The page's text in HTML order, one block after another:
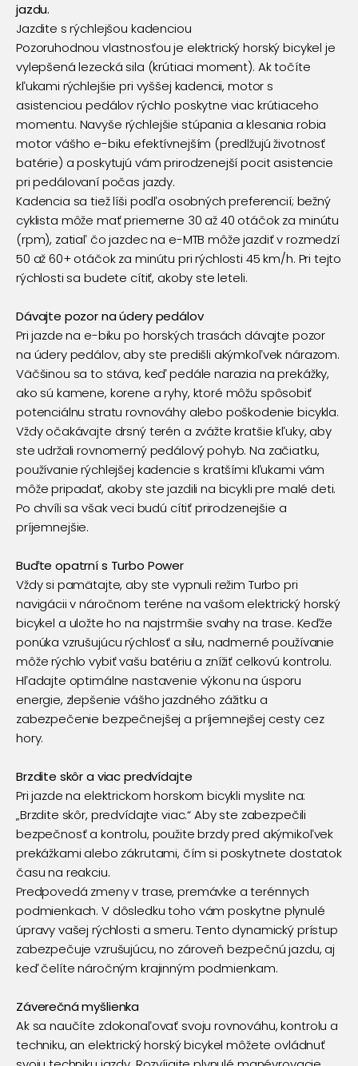
jazdu.
Jazdite s rýchlejšou kadenciou
Pozoruhodnou vlastnosťou je elektrický horský bicykel je
vylepšená lezecká sila (krútiaci moment). Ak točíte
kľukami rýchlejšie pri vyššej kadencii, motor s
asistenciou pedálov rýchlo poskytne viac krútiaceho
momentu. Navyše rýchlejšie stúpania a klesania robia
motor vášho e-biku efektívnejším (predlžujú životnosť
batérie) a poskytujú vám prirodzenejší pocit asistencie
pri pedálovaní počas jazdy.
Kadencia sa tiež líši podľa osobných preferencií; bežný
cyklista môže mať priemerne 30 až 40 otáčok za minútu
(rpm), zatiaľ čo jazdec na e-MTB môže jazdiť v rozmedzí
50 až 60+ otáčok za minútu pri rýchlosti 45 km/h. Pri tejto
rýchlosti sa budete cítiť, akoby ste leteli.
Dávajte pozor na údery pedálov
Pri jazde na e-biku po horských trasách dávajte pozor
na údery pedálov, aby ste predišli akýmkoľvek nárazom.
Väčšinou sa to stáva, keď pedále narazia na prekážky,
ako sú kamene, korene a ryhy, ktoré môžu spôsobiť
potenciálnu stratu rovnováhy alebo poškodenie bicykla.
Vždy očakávajte drsný terén a zvážte kratšie kľuky, aby
ste udržali rovnomerný pedálový pohyb. Na začiatku,
používanie rýchlejšej kadencie s kratšími kľukami vám
môže pripadať, akoby ste jazdili na bicykli pre malé deti.
Po chvíli sa však veci budú cítiť prirodzenejšie a
príjemnejšie.
Buďte opatrní s Turbo Power
Vždy si pamätajte, aby ste vypnuli režim Turbo pri
navigácii v náročnom teréne na vašom elektrický horský
bicykel a uložte ho na najstrmšie svahy na trase. Keďže
ponúka vzrušujúcu rýchlosť a silu, nadmerné používanie
môže rýchlo vybiť vašu batériu a znížiť celkovú kontrolu.
Hľadajte optimálne nastavenie výkonu na úsporu
energie, zlepšenie vášho jazdného zážitku a
zabezpečenie bezpečnejšej a príjemnejšej cesty cez
hory.
Brzdite skôr a viac predvídajte
Pri jazde na elektrickom horskom bicykli myslite na:
„Brzdite skôr, predvídajte viac.“ Aby ste zabezpečili
bezpečnosť a kontrolu, použite brzdy pred akýmikoľvek
prekážkami alebo zákrutami, čím si poskytnete dostatok
času na reakciu.
Predpovedá zmeny v trase, premávke a terénnych
podmienkach. V dôsledku toho vám poskytne plynulé
úpravy vašej rýchlosti a smeru. Tento dynamický prístup
zabezpečuje vzrušujúcu, no zároveň bezpečnú jazdu, aj
keď čelíte náročným krajinným podmienkam.
Záverečná myšlienka
Ak sa naučíte zdokonaľovať svoju rovnováhu, kontrolu a
techniku, an elektrický horský bicykel môžete ovládnuť